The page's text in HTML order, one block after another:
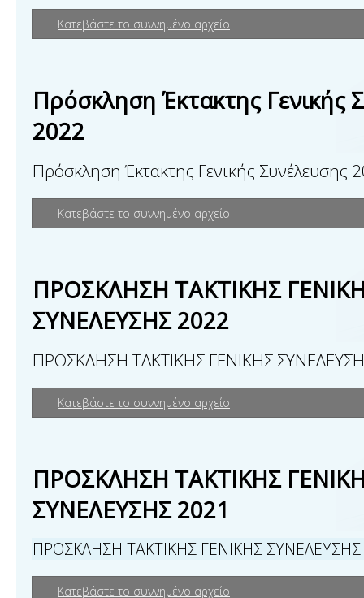
Κατεβάστε το συννημένο αρχείο
Πρόσκληση Έκτακτης Γενικής
2022
Πρόσκληση Έκτακτης Γενικής Συνέλευσης
Κατεβάστε το συννημένο αρχείο
ΠΡΟΣΚΛΗΣΗ ΤΑΚΤΙΚΗΣ
ΣΥΝΕΛΕΥΣΗΣ 2022
ΠΡΟΣΚΛΗΣΗ ΤΑΚΤΙΚΗΣ ΓΕΝΙΚΗΣ
Κατεβάστε το συννημένο αρχείο
ΠΡΟΣΚΛΗΣΗ ΤΑΚΤΙΚΗΣ
ΣΥΝΕΛΕΥΣΗΣ 2021
ΠΡΟΣΚΛΗΣΗ ΤΑΚΤΙΚΗΣ ΓΕΝΙΚΗΣ ΣΥΝΕΛΕΥΣΗΣ
Κατεβάστε το συννημένο αρχείο